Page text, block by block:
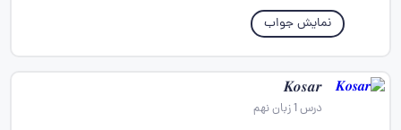
نمایش جواب
𝑲𝒐𝒔𝒂𝒓
درس 1 زبان نهم